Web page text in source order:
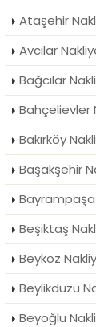
Ataşehir
Avcılar
Bağcılar
Bahçelievler
Bakırköy
Başakşehir
Bayrampaşa
Beşiktaş
Beykoz
Beylikdüzü
Beyoğlu